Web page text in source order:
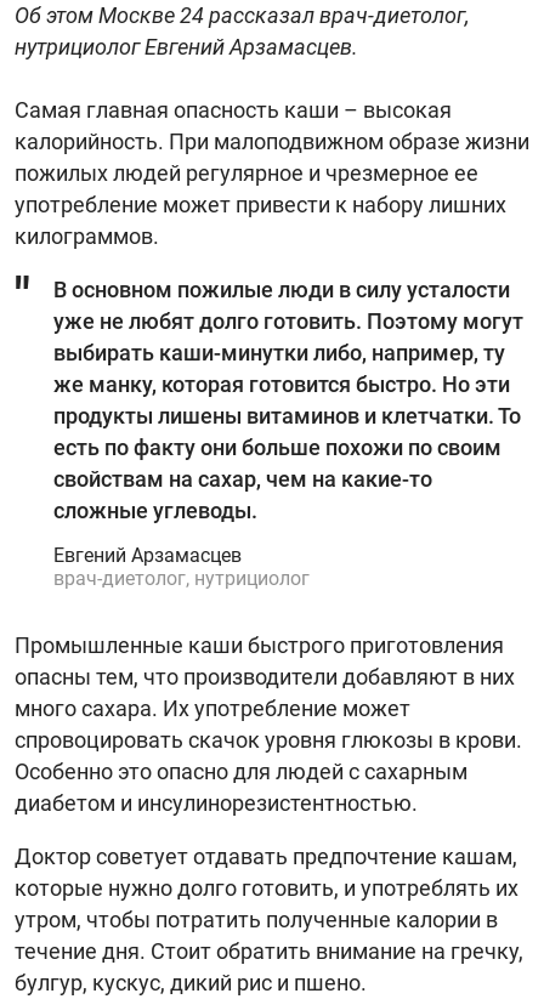
Об этом Москве 24 рассказал врач-диетолог,
нутрициолог Евгений Арзамасцев.
Самая главная опасность каши – высокая
калорийность. При малоподвижном образе жизни
пожилых людей регулярное и чрезмерное ее
употребление может привести к набору лишних
килограммов.
В основном пожилые люди в силу усталости
уже не любят долго готовить. Поэтому могут
выбирать каши-минутки либо, например, ту
же манку, которая готовится быстро. Но эти
продукты лишены витаминов и клетчатки. То
есть по факту они больше похожи по своим
свойствам на сахар, чем на какие-то
сложные углеводы.
Евгений Арзамасцев
врач-диетолог, нутрициолог
Промышленные каши быстрого приготовления
опасны тем, что производители добавляют в них
много сахара. Их употребление может
спровоцировать скачок уровня глюкозы в крови.
Особенно это опасно для людей с сахарным
диабетом и инсулинорезистентностью.
Доктор советует отдавать предпочтение кашам,
которые нужно долго готовить, и употреблять их
утром, чтобы потратить полученные калории в
течение дня. Стоит обратить внимание на гречку,
булгур, кускус, дикий рис и пшено.